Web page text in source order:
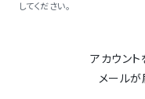
してください。
アカウン
メール